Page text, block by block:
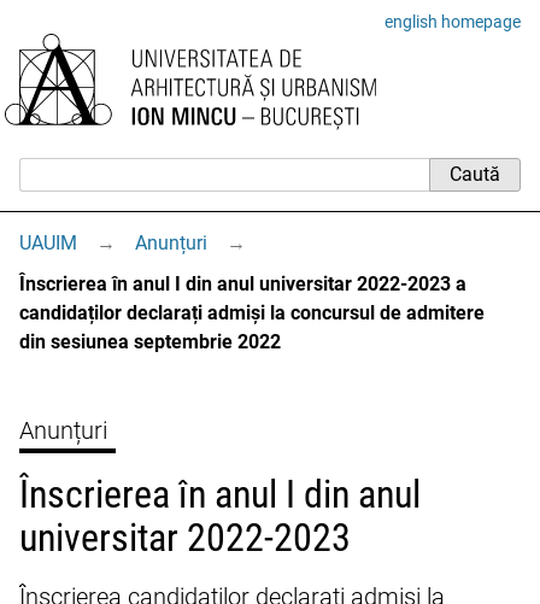
english homepage
UAUIM → Anunțuri
→
Înscrierea în anul I din anul universitar 2022-2023 a
candidaților declarați admiși la concursul de admitere
din sesiunea septembrie 2022
Anunțuri
Înscrierea în anul I din anul
universitar 2022-2023
Înscrierea candidaților declarați admiși la